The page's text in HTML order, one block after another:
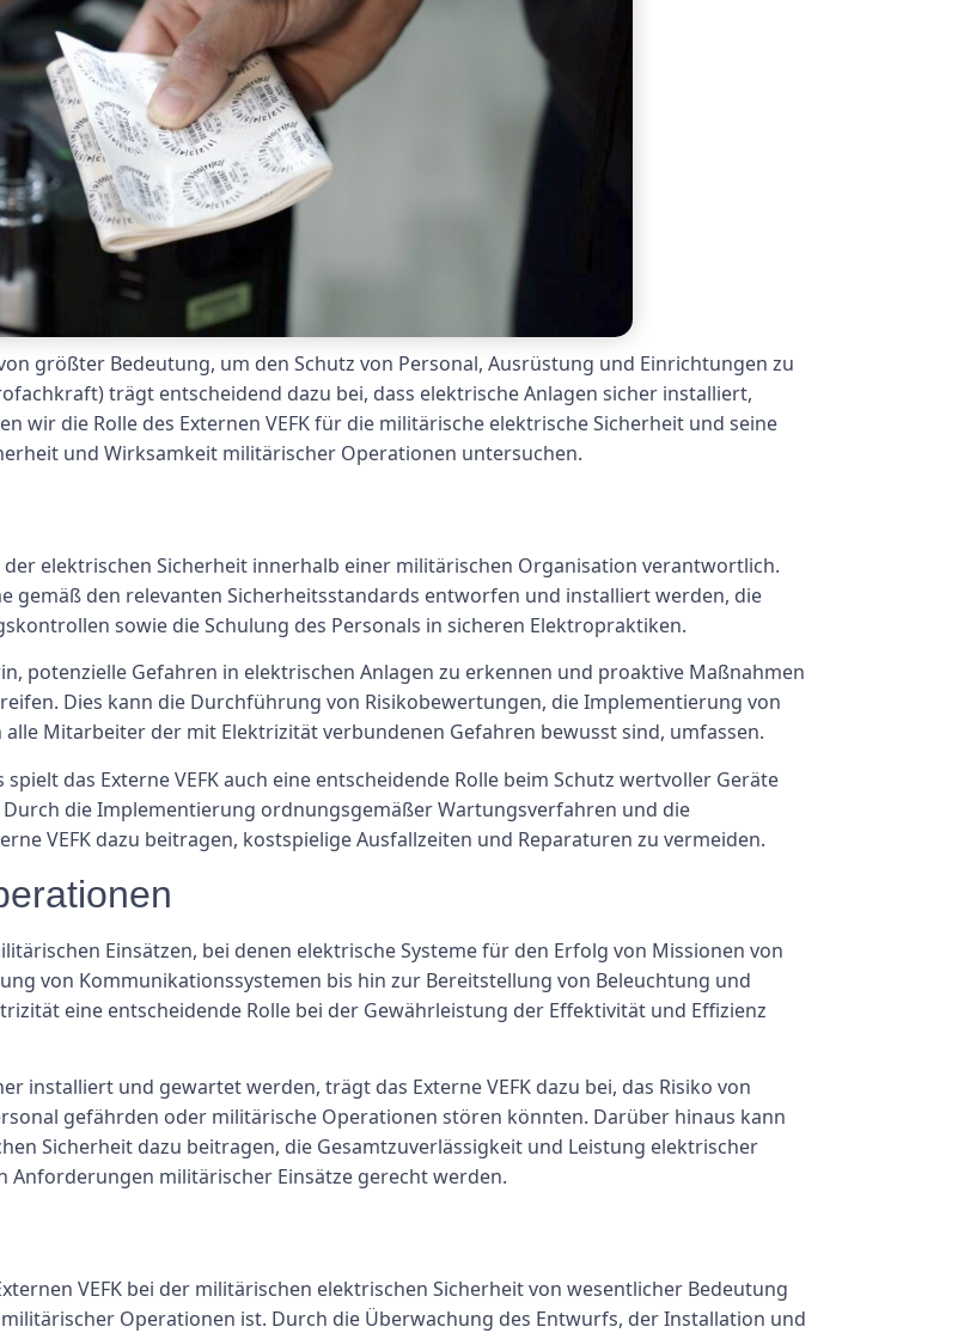
größter Bedeutung, um den Schutz von Personal, Ausrüstung und Einrichtungen zu
trägt entscheidend dazu bei, dass elektrische Anlagen sicher installiert,
wir die Rolle des Externen VEFK für die militärische elektrische Sicherheit und seine
und Wirksamkeit militärischer Operationen untersuchen.
elektrischen Sicherheit innerhalb einer militärischen Organisation verantwortlich.
gemäß den relevanten Sicherheitsstandards entworfen und installiert werden, die
sowie die Schulung des Personals in sicheren Elektropraktiken.
potenzielle Gefahren in elektrischen Anlagen zu erkennen und proaktive Maßnahmen
Dies kann die Durchführung von Risikobewertungen, die Implementierung von
Mitarbeiter der mit Elektrizität verbundenen Gefahren bewusst sind, umfassen.
das Externe VEFK auch eine entscheidende Rolle beim Schutz wertvoller Geräte
die Implementierung ordnungsgemäßer Wartungsverfahren und die
VEFK dazu beitragen, kostspielige Ausfallzeiten und Reparaturen zu vermeiden.
Einsätzen, bei denen elektrische Systeme für den Erfolg von Missionen von
von Kommunikationssystemen bis hin zur Bereitstellung von Beleuchtung und
eine entscheidende Rolle bei der Gewährleistung der Effektivität und Effizienz
installiert und gewartet werden, trägt das Externe VEFK dazu bei, das Risiko von
gefährden oder militärische Operationen stören könnten. Darüber hinaus kann
Sicherheit dazu beitragen, die Gesamtzuverlässigkeit und Leistung elektrischer
Anforderungen militärischer Einsätze gerecht werden.
VEFK bei der militärischen elektrischen Sicherheit von wesentlicher Bedeutung
Operationen ist. Durch die Überwachung des Entwurfs, der Installation und